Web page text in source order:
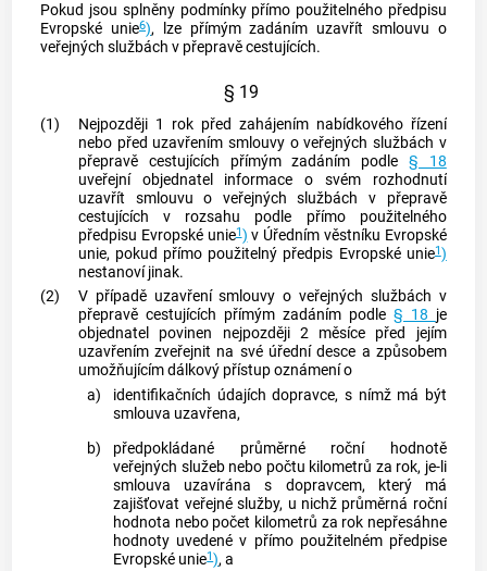
Pokud jsou splněny podmínky přímo použitelného předpisu
Evropské unie6), lze přímým zadáním uzavřít smlouvu o
veřejných službách v přepravě cestujících.
§ 19
(1)
Nejpozději 1 rok před zahájením nabídkového řízení
nebo před uzavřením smlouvy o veřejných službách v
přepravě cestujících přímým zadáním podle § 18
uveřejní objednatel informace o svém rozhodnutí
uzavřít smlouvu o veřejných službách v přepravě
cestujících v rozsahu podle přímo použitelného
předpisu Evropské unie1) v Úředním věstníku Evropské
unie, pokud přímo použitelný předpis Evropské unie1)
nestanoví jinak.
(2)
V případě uzavření smlouvy o veřejných službách v
přepravě cestujících přímým zadáním podle § 18 je
objednatel povinen nejpozději 2 měsíce před jejím
uzavřením zveřejnit na své úřední desce a způsobem
umožňujícím dálkový přístup oznámení o
a)
identifikačních údajích dopravce, s nímž má být
smlouva uzavřena,
b)
předpokládané průměrné roční hodnotě
veřejných služeb nebo počtu kilometrů za rok, je-li
smlouva uzavírána s dopravcem, který má
zajišťovat veřejné služby, u nichž průměrná roční
hodnota nebo počet kilometrů za rok nepřesáhne
hodnoty uvedené v přímo použitelném předpise
Evropské unie1), a